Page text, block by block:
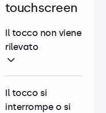
touchscreen
Il tocco non viene
rilevato
Il tocco si
interrompe o si